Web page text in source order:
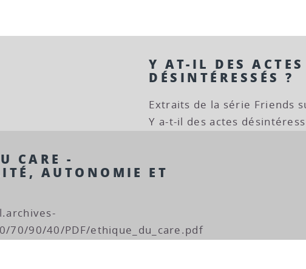
Y AT-IL DES ACTES
DÉSINTÉRESSÉS ?
Extraits de la série Friends
Y a-t-il des actes
CARE -
AUTONOMIE ET
70/90/40/PDF/ethique_du_care.pdf